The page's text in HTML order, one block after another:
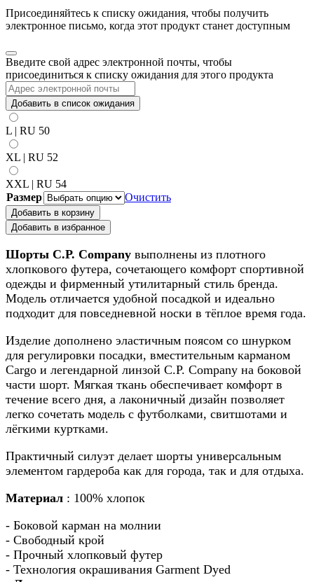
Присоединяйтесь к списку ожидания, чтобы получить
электронное письмо, когда этот продукт станет доступным
Закрыть
уведомление
Введите свой адрес электронной почты, чтобы
присоединиться к списку ожидания для этого продукта
Добавить в список ожидания
L | RU 50
XL | RU 52
XXL | RU 54
Размер
Очистить
Добавить в корзину
Добавить в избранное
Шорты C.P. Company выполнены из плотного
хлопкового футера, сочетающего комфорт спортивной
одежды и фирменный утилитарный стиль бренда.
Модель отличается удобной посадкой и идеально
подходит для повседневной носки в тёплое время года.
Изделие дополнено эластичным поясом со шнурком
для регулировки посадки, вместительным карманом
Cargo и легендарной линзой C.P. Company на боковой
части шорт. Мягкая ткань обеспечивает комфорт в
течение всего дня, а лаконичный дизайн позволяет
легко сочетать модель с футболками, свитшотами и
лёгкими куртками.
Практичный силуэт делает шорты универсальным
элементом гардероба как для города, так и для отдыха.
Материал : 100% хлопок
- Боковой карман на молнии
- Свободный крой
- Прочный хлопковый футер
- Технология окрашивания Garment Dyed